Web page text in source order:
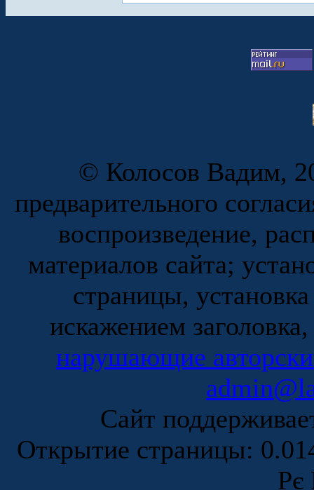
© Колосов Вадим,
предварительного
воспроизведение,
материалов сайта;
страницы,
искажением
нарушающие
Сайт
Открытие страницы:
Рє